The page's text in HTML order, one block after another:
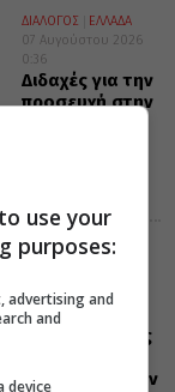
ΔΙΑΛΟΓΟΣ
ΕΛΛΑΔΑ
07 Αυγούστου 2026
0:36
Διδαχές για την
προσευχή στην
ΕΟΡΤΟΛΟΓΙΟ
0:35
Σαν σήμερα:
Όλες οι εορτές
που συνέβησαν
use your
purposes:
advertising and
and
device